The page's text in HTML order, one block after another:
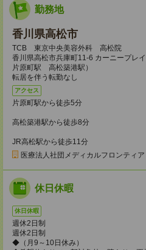
勤務地
香川県高松市
TCB 東京中央美容外科 高松院
香川県高松市兵庫町11-6 カーニープレ
片原町駅 高松築港駅）
転居を伴う転勤なし
アクセス
片原町駅から徒歩5分
高松築港駅から徒歩8分
JR高松駅から徒歩11分
医療法人社団メディカルフロンティ
休日休暇
休日休暇
週休2日制
週休2日制
◆（月9～10日休み）